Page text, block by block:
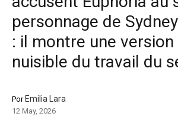
personnage de
: il montre une
nuisible du travail du
Por Emilia Lara
12 May, 2026